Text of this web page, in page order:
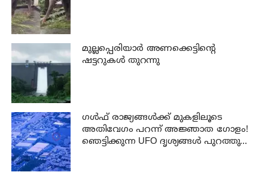
മുല്ലപ്പെരിയാര്‍ അണക്കെട്ടിന്റെ
ഷട്ടറുകള്‍ തുറന്നു
ഗൾഫ് രാജ്യങ്ങൾക്ക് മുകളിലൂടെ
അതിവേഗം പറന്ന് അജ്ഞാത ഗോളം!
ഞെട്ടിക്കുന്ന UFO ദൃശ്യങ്ങൾ പുറത്തുവിട്ട്